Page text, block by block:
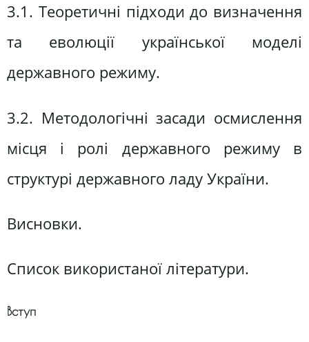
3.1. Теоретичні підходи до визначення
та еволюції української моделі
державного режиму.
3.2. Методологічні засади осмислення
місця і ролі державного режиму в
структурі державного ладу України.
Висновки.
Список використаної літератури.
Вступ